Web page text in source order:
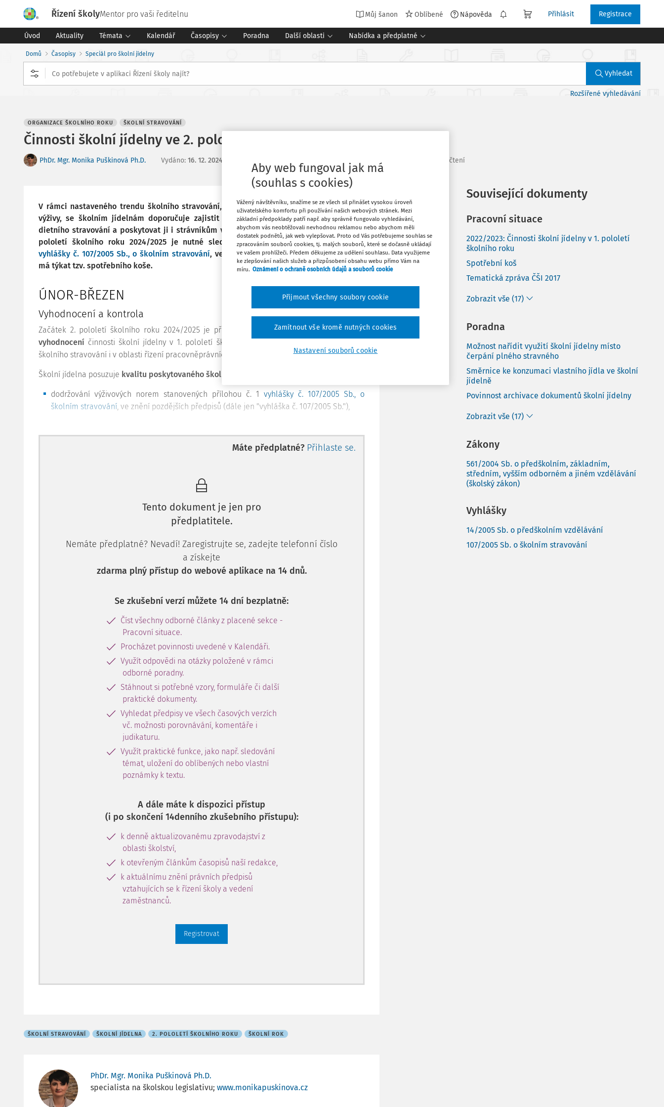
Řízení školyMentor pro vaši ředitelnu Můj šanon Oblíbené Nápověda Přihlásit Registrace
Úvod Aktuality Témata Kalendář Časopisy Poradna Další oblasti Nabídka a předplatné
Domů Časopisy Speciál pro školní jídelny
Vyhledat
Rozšířené vyhledávání
ORGANIZACE ŠKOLNÍHO ROKU ŠKOLNÍ STRAVOVÁNÍ
Činnosti školní jídelny ve 2. pololetí školního roku 2024/2025
PhDr. Mgr. Monika Puškinová Ph.D. Vydáno: 16. 12. 2024 9 minut čtení
V rámci nastaveného trendu školního stravování, které je souladu se zásadami zdravé
výživy, se školním jídelnám doporučuje zajistit zdravou výživu zajímavě, s podporou
dietního stravování a poskytovat ji i strávníkům v obtížné sociální situaci. V průběhu 2.
pololetí školního roku 2024/2025 je nutné sledovat informace o očekávané novele
vyhlášky č. 107/2005 Sb., o školním stravování, ve znění pozdějších předpisů. Změna se
má týkat tzv. spotřebního koše.
ÚNOR-BŘEZEN
Vyhodnocení a kontrola
Začátek 2. pololetí školního roku 2024/2025 je přirozeným momentem, na který připadá
vyhodnocení činnosti školní jídelny v 1. pololetí školního roku, a to v oblasti poskytování
školního stravování i v oblasti řízení pracovněprávních vztahů.
Školní jídelna posuzuje kvalitu poskytovaného školního stravování
dodržování výživových norem stanovených přílohou č. 1 vyhlášky č. 107/2005 Sb., o
školním stravování, ve znění pozdějších předpisů (dále jen "vyhláška č. 107/2005 Sb."),
Máte předplatné? Přihlaste se.
Tento dokument je jen pro
předplatitele.
Nemáte předplatné? Nevadí! Zaregistrujte se, zadejte telefonní číslo
a získejte
zdarma plný přístup do webové aplikace na 14 dnů.
Se zkušební verzí můžete 14 dní bezplatně:
Číst všechny odborné články z placené sekce -
Pracovní situace.
Procházet povinnosti uvedené v Kalendáři.
Využít odpovědi na otázky položené v rámci
odborné poradny.
Stáhnout si potřebné vzory, formuláře či další
praktické dokumenty.
Vyhledat předpisy ve všech časových verzích
vč. možnosti porovnávání, komentáře i
judikaturu.
Využít praktické funkce, jako např. sledování
témat, uložení do oblíbených nebo vlastní
poznámky k textu.
A dále máte k dispozici přístup
(i po skončení 14denního zkušebního přístupu):
k denně aktualizovanému zpravodajství z
oblasti školství,
k otevřeným článkům časopisů naší redakce,
k aktuálnímu znění právních předpisů
vztahujících se k řízení školy a vedení
zaměstnanců.
Registrovat
ŠKOLNÍ STRAVOVÁNÍ ŠKOLNÍ JÍDELNA 2. POLOLETÍ ŠKOLNÍHO ROKU ŠKOLNÍ ROK
PhDr. Mgr. Monika Puškinová Ph.D.
specialista na školskou legislativu; www.monikapuskinova.cz
Oblíbené
Stáhnout
Tisknout
Související dokumenty
Pracovní situace
2022/2023: Činnosti školní jídelny v 1. pololetí
školního roku
Spotřební koš
Tematická zpráva ČŠI 2017
Zobrazit vše (17)
Poradna
Možnost nařídit využití školní jídelny místo
čerpání plného stravného
Směrnice ke konzumaci vlastního jídla ve školní
jídelně
Povinnost archivace dokumentů školní jídelny
Zobrazit vše (17)
Zákony
561/2004 Sb. o předškolním, základním,
středním, vyšším odborném a jiném vzdělávání
(školský zákon)
Vyhlášky
14/2005 Sb. o předškolním vzdělávání
107/2005 Sb. o školním stravování
Aby web fungoval jak má
(souhlas s cookies)
Vážený návštěvníku, snažíme se ze všech sil přinášet vysokou úroveň
uživatelského komfortu při používání našich webových stránek. Mezi
základní předpoklady patří např. aby správně fungovalo vyhledávání,
abychom vás neobtěžovali nevhodnou reklamou nebo abychom měli
dostatek podnětů, jak web vylepšovat. Proto od Vás potřebujeme souhlas se
zpracováním souborů cookies, tj. malých souborů, které se dočasně ukládají
ve vašem prohlížeči. Předem děkujeme za udělení souhlasu. Data využijeme
ke zlepšování našich služeb a přizpůsobení obsahu webu přímo Vám na
míru. Oznámení o ochraně osobních údajů a souborů cookie
Nastavení souborů cookie
Zamítnout vše kromě nutných cookies
Přijmout všechny soubory cookie